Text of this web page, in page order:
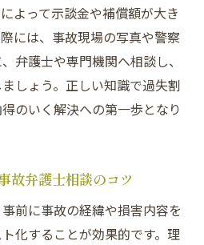
よって示談金や補償額が大き
には、事故現場の写真や警察
弁護士や専門機関へ相談し、
しょう。正しい知識で過失割
のいく解決への第一歩となり
故弁護士相談のコツ
前に事故の経緯や損害内容を
化することが効果的です。理